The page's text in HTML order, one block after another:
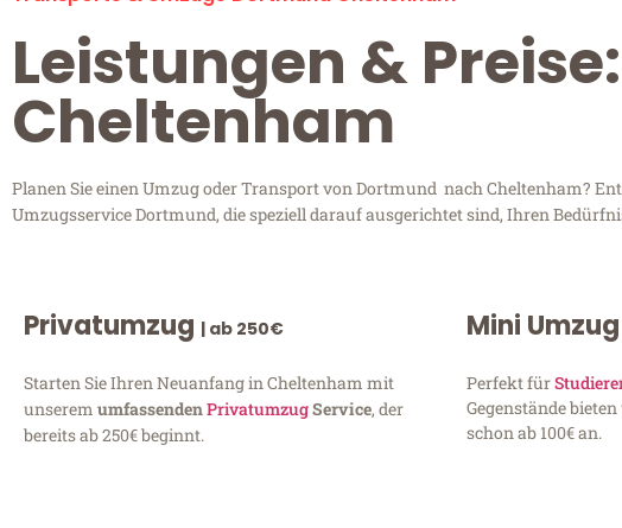
Leistungen &
Cheltenham
Planen Sie einen Umzug oder Transport von Dortmund nach Cheltenham?
Umzugsservice Dortmund, die speziell darauf ausgerichtet sind, Ihren
Privatumzug | ab 250€
Starten Sie Ihren Neuanfang in Cheltenham mit
unserem umfassendenPrivatumzugService, der
bereits ab 250€ beginnt.
Mini Umzug
Perfekt für
Gegenstände
schon ab 100€ an.